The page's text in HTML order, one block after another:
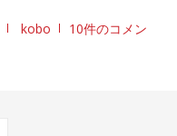
kobo
10件のコメン